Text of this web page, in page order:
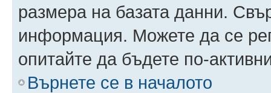
размера на базата данни.
информация. Можете да се
опитайте да бъдете по-
Върнете се в началото